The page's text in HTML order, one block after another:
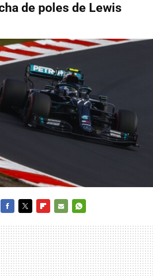
de poles de Lewis
MAIL